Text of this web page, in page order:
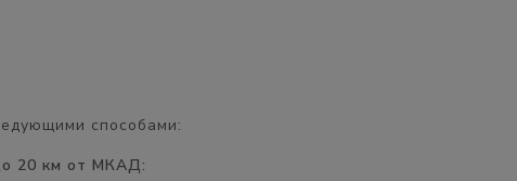
способами:
20 км от МКАД: